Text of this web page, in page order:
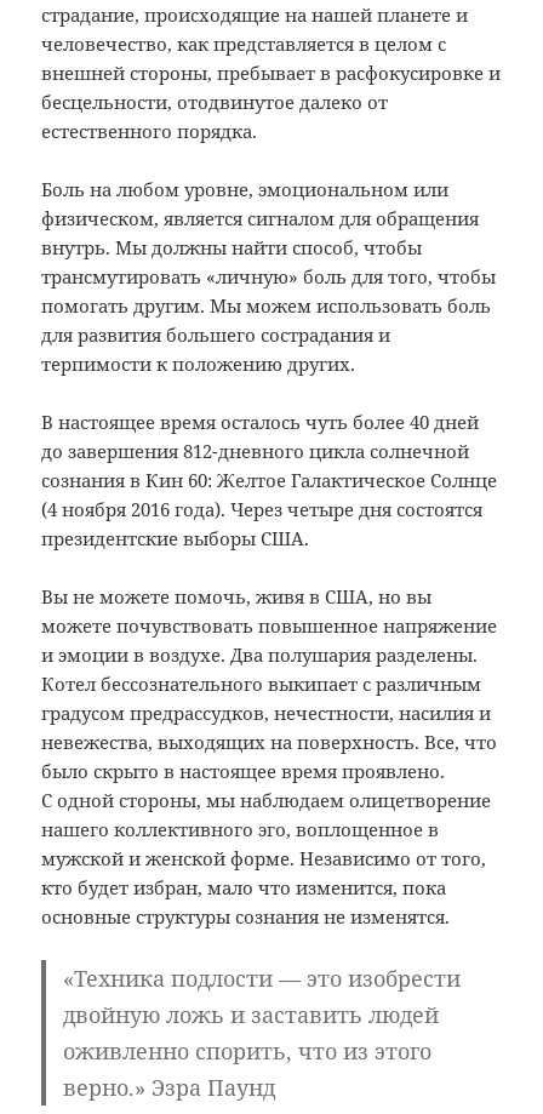
страдание, происходящие на нашей планете и
человечество, как представляется в целом c
внешней стороны, пребывает в расфокусировке и
бесцельности, отодвинутое далеко от
естественного порядка.
Боль на любом уровне, эмоциональном или
физическом, является сигналом для обращения
внутрь. Мы должны найти способ, чтобы
трансмутировать «личную» боль для того, чтобы
помогать другим. Мы можем использовать боль
для развития большего сострадания и
терпимости к положению других.
В настоящее время осталось чуть более 40 дней
до завершения 812-дневного цикла солнечной
сознания в Кин 60: Желтое Галактическое Солнце
(4 ноября 2016 года). Через четыре дня состоятся
президентские выборы США.
Вы не можете помочь, живя в США, но вы
можете почувствовать повышенное напряжение
и эмоции в воздухе. Два полушария разделены.
Котел бессознательного выкипает с различным
градусом предрассудков, нечестности, насилия и
невежества, выходящих на поверхность. Все, что
было скрыто в настоящее время проявлено.
С одной стороны, мы наблюдаем олицетворение
нашего коллективного эго, воплощенное в
мужской и женской форме. Независимо от того,
кто будет избран, мало что изменится, пока
основные структуры сознания не изменятся.
«Техника подлости — это изобрести
двойную ложь и заставить людей
оживленно спорить, что из этого
верно.» Эзра Паунд